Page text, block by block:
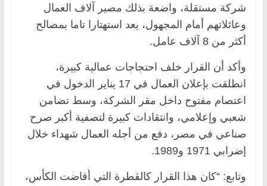
شركة مستقلة، واضعة بذلك مصير آلاف العمال
وعائلاتهم أمام المجهول، يعد استهتارا تاما بمصالح
أكثر من 8 آلاف عامل.
وأكد أن القرار خلف احتجاجات عمالية كبيرة،
انطلقت بإعلان العمال في 17 يناير الدخول في
اعتصام مفتوح داخل مقر الشركة، وسط تضامن
شعبي وإعلامي، وانتقادات كبيرة لتصفية أكبر صرح
صناعي في مصر، دفع من أجله العمال شهداء خلال
إضرابي 1971 و1989.
وتابع: “كان هذا القرار كالقطرة التي أفاضت الكأس،